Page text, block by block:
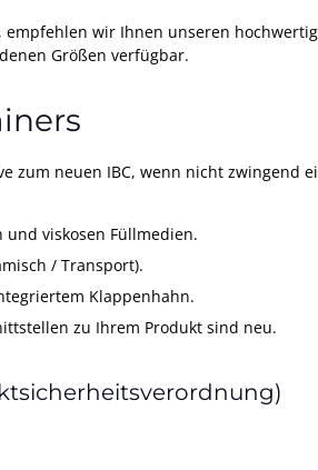
wir Ihnen unseren
Größen verfügbar.
neuen IBC, wenn nicht zwingend
viskosen Füllmedien.
/ Transport).
Klappenhahn.
zu Ihrem Produkt sind neu.